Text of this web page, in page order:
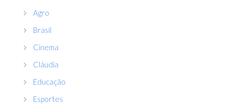
Agro
Brasil
Cinema
Cláudia
Educação
Esportes